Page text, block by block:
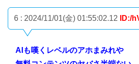
6 : 2024/11/01(金) 01:55:02.12 ID:/
AIも嘆くレベルのアホまみれや